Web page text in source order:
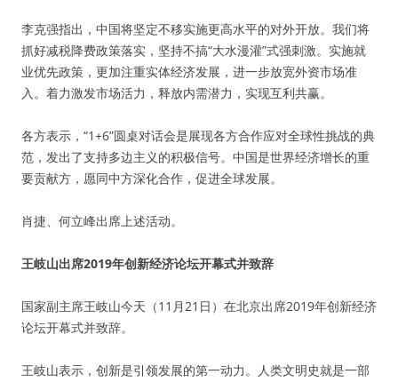
李克强指出，中国将坚定不移实施更高水平的对外开放。我们将
抓好减税降费政策落实，坚持不搞“大水漫灌”式强刺激。实施就
业优先政策，更加注重实体经济发展，进一步放宽外资市场准
入。着力激发市场活力，释放内需潜力，实现互利共赢。
各方表示，“1+6”圆桌对话会是展现各方合作应对全球性挑战的典
范，发出了支持多边主义的积极信号。中国是世界经济增长的重
要贡献方，愿同中方深化合作，促进全球发展。
肖捷、何立峰出席上述活动。
王岐山出席2019年创新经济论坛开幕式并致辞
国家副主席王岐山今天（11月21日）在北京出席2019年创新经济
论坛开幕式并致辞。
王岐山表示，创新是引领发展的第一动力。人类文明史就是一部